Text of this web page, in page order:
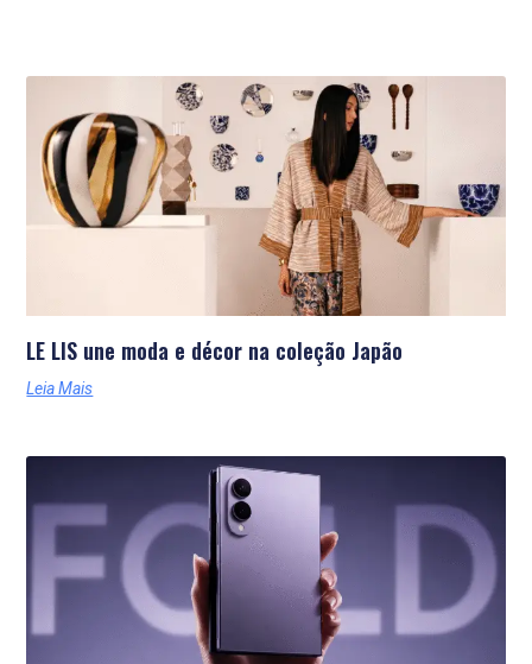
Últimas Notícias
LE LIS une moda e décor na coleção Japão
Leia Mais